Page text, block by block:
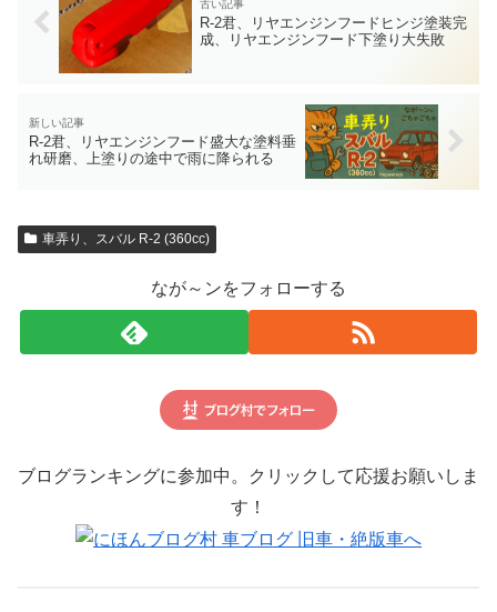
R-2君、リヤエンジンフードヒンジ塗装完
成、リヤエンジンフード下塗り大失敗
R-2君、リヤエンジンフード盛大な塗料垂
れ研磨、上塗りの途中で雨に降られる
車弄り、スバル R-2 (360cc)
なが～ンをフォローする
ブログランキングに参加中。クリックして応援お願いしま
す！